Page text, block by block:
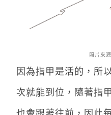
照片來
因為指甲是活的，所
次就能到位，隨著指